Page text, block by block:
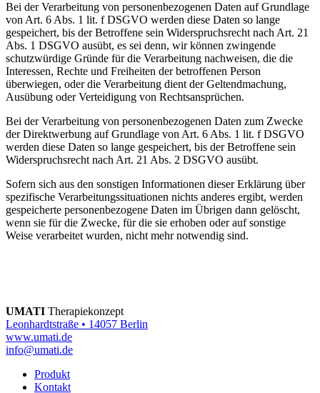
Bei der Verarbeitung von personenbezogenen Daten auf Grundlage
von Art. 6 Abs. 1 lit. f DSGVO werden diese Daten so lange
gespeichert, bis der Betroffene sein Widerspruchsrecht nach Art. 21
Abs. 1 DSGVO ausübt, es sei denn, wir können zwingende
schutzwürdige Gründe für die Verarbeitung nachweisen, die die
Interessen, Rechte und Freiheiten der betroffenen Person
überwiegen, oder die Verarbeitung dient der Geltendmachung,
Ausübung oder Verteidigung von Rechtsansprüchen.
Bei der Verarbeitung von personenbezogenen Daten zum Zwecke
der Direktwerbung auf Grundlage von Art. 6 Abs. 1 lit. f DSGVO
werden diese Daten so lange gespeichert, bis der Betroffene sein
Widerspruchsrecht nach Art. 21 Abs. 2 DSGVO ausübt.
Sofern sich aus den sonstigen Informationen dieser Erklärung über
spezifische Verarbeitungssituationen nichts anderes ergibt, werden
gespeicherte personenbezogene Daten im Übrigen dann gelöscht,
wenn sie für die Zwecke, für die sie erhoben oder auf sonstige
Weise verarbeitet wurden, nicht mehr notwendig sind.
UMATI Therapiekonzept
Leonhardtstraße • 14057 Berlin
www.umati.de
info@umati.de
Produkt
Kontakt